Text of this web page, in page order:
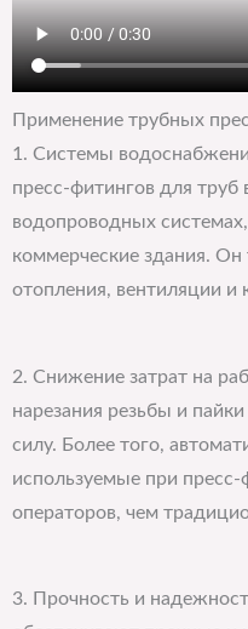
Применение трубных
1. Системы
пресс-фитингов для труб
водопроводных
коммерческие здания. Он
отопления, вентиляции и
2. Снижение затрат на
нарезания резьбы и
силу. Более того,
используемые при
операторов, чем
3. Прочность и